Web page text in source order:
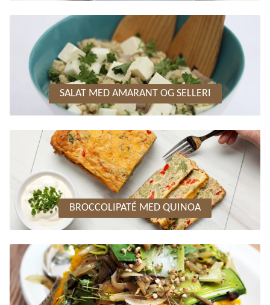
SALAT MED AMARANT OG SELLERI
BROCCOLIPATÉ MED QUINOA